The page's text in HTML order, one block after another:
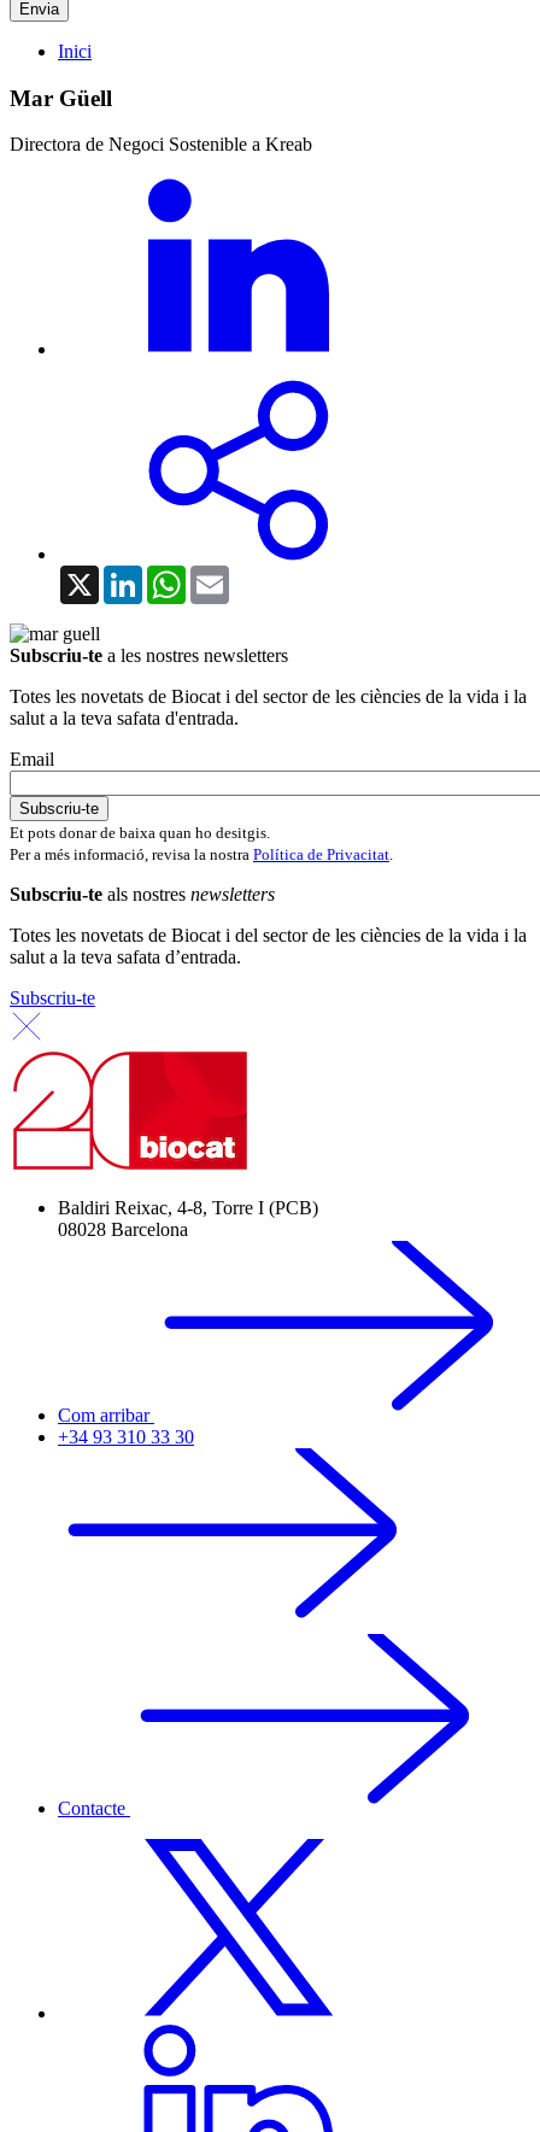
Inici
Mar Güell
Directora de Negoci Sostenible a Kreab
X LinkedInWhatsApp
Subscriu-te a les nostres newsletters
Totes les novetats de Biocat i del sector de les ciències de la vida i la
salut a la teva safata d'entrada.
Email
Et pots donar de baixa quan ho desitgis.
Per a més informació, revisa la nostra Política de Privacitat.
Subscriu-te als nostres newsletters
Totes les novetats de Biocat i del sector de les ciències de la vida i la
salut a la teva safata d’entrada.
Subscriu-te
Baldiri Reixac, 4-8, Torre I (PCB)
08028 Barcelona
Com arribar
+34 93 310 33 30
Contacte